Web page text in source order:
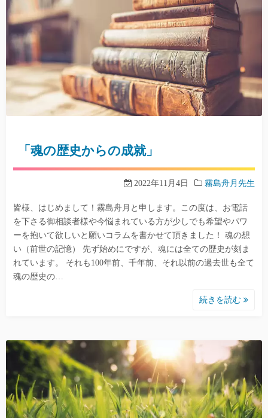
「魂の歴史からの成就」
2022年11月4日 霧島舟月先生
皆様、はじめまして！霧島舟月と申します。この度は、お電話
を下さる御相談者様や今悩まれている方が少しでも希望やパワ
ーを抱いて欲しいと願いコラムを書かせて頂きました！ 魂の想
い（前世の記憶） 先ず始めにですが、魂には全ての歴史が刻ま
れています。 それも100年前、千年前、それ以前の過去世も全て
魂の歴史の…
続きを読む